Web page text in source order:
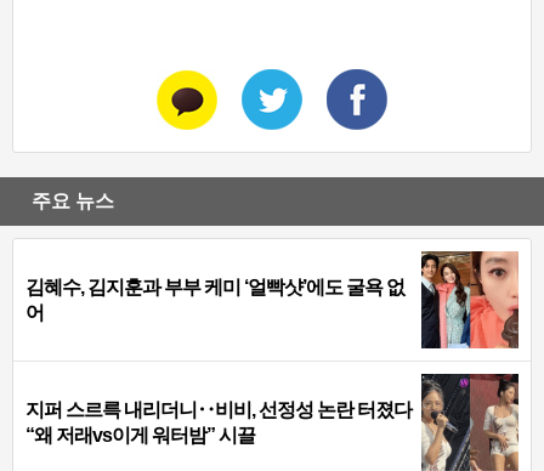
주요 뉴스
김혜수, 김지훈과 부부 케미 ‘얼빡샷’에도 굴욕 없
어
지퍼 스르륵 내리더니‥비비, 선정성 논란 터졌다
“왜 저래vs이게 워터밤” 시끌